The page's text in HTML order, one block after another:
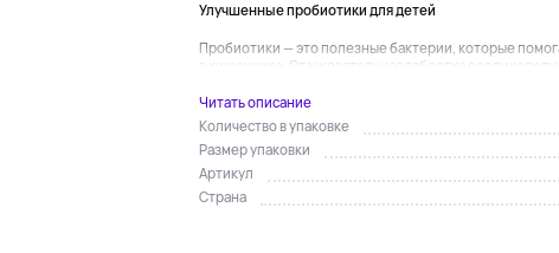
Улучшенные пробиотики для детей
Пробиотики — это полезные бактерии, которые
в кишечнике. Эта жевательная таблетка с
Читать описание
Количество в упаковке
Размер упаковки
Артикул
Страна